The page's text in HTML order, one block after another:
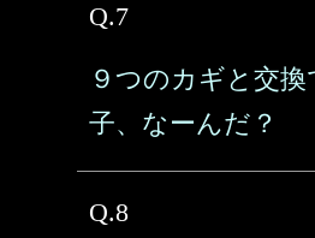
Q.7
９つのカギと交
子、なーんだ？
Q.8